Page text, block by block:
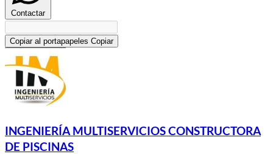
Contactar
Copiar al portapapeles Copiar
INGENIERÍA MULTISERVICIOS CONSTRUCTORA
DE PISCINAS